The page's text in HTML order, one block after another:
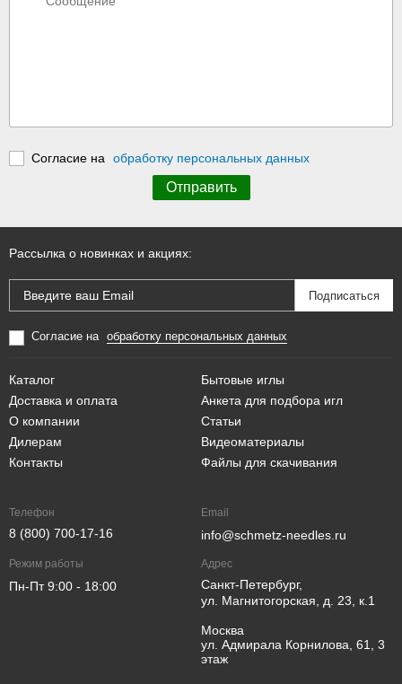
Согласие на обработку персональных данных
Рассылка о новинках и акциях:
Согласие на обработку персональных данных
Каталог
Доставка и оплата
О компании
Дилерам
Контакты
Бытовые иглы
Анкета для подбора игл
Статьи
Видеоматериалы
Файлы для скачивания
Телефон
8 (800) 700-17-16
Email
info@schmetz-needles.ru
Режим работы
Пн-Пт 9:00 - 18:00
Адрес
Санкт-Петербург,
ул. Магнитогорская, д. 23, к.1
Москва
ул. Адмирала Корнилова, 61, 3
этаж